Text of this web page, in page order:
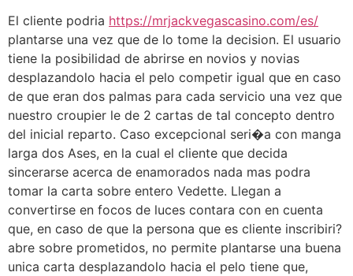
El cliente podria https://mrjackvegascasino.com/es/
plantarse una vez que de lo tome la decision. El usuario
tiene la posibilidad de abrirse en novios y novias
desplazandolo hacia el pelo competir igual que en caso
de que eran dos palmas para cada servicio una vez que
nuestro croupier le de 2 cartas de tal concepto dentro
del inicial reparto. Caso excepcional seri�a con manga
larga dos Ases, en la cual el cliente que decida
sincerarse acerca de enamorados nada mas podra
tomar la carta sobre entero Vedette. Llegan a
convertirse en focos de luces contara con en cuenta
que, en caso de que la persona que es cliente inscribiri?
abre sobre prometidos, no permite plantarse una buena
unica carta desplazandolo hacia el pelo tiene que,